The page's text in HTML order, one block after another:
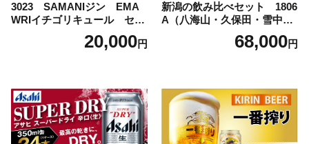
3023 SAMANIジン EMA
WRIイチゴリキュール セッ
ト（箱入り）【大人の味 酒
お酒 洋酒 スピリッツ クラフ
セット 詰め合わせ カクテル
ソーダ割り アルコール ロッ
ク ソーダ ジントニック 】
20,000円
新潟の飲み比べセット 1806
A（八海山・久保田・雪中
梅・越乃寒梅・かたふね・千
68,000円